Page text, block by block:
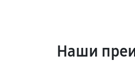
Наши